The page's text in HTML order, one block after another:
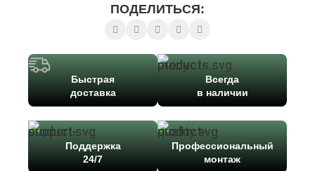
ПОДЕЛИТЬСЯ:
Быстрая
доставка
Всегда
в наличии
Поддержка
24/7
Профессиональный
монтаж